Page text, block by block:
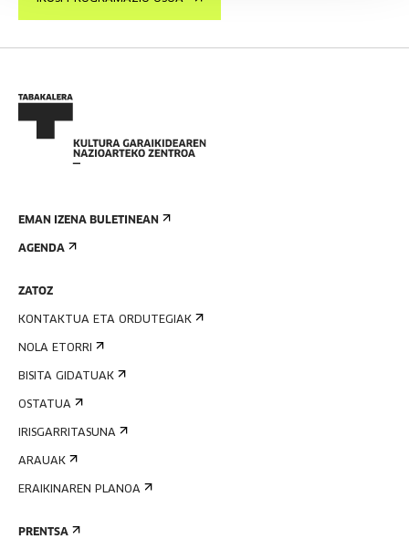
EMAN IZENA BULETINEAN
AGENDA
ZATOZ
KONTAKTUA ETA ORDUTEGIAK
NOLA ETORRI
BISITA GIDATUAK
OSTATUA
IRISGARRITASUNA
ARAUAK
ERAIKINAREN PLANOA
PRENTSA